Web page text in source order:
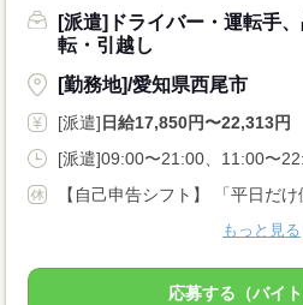
[派遣]ドライバー・運転手
転・引越し
[勤務地]/愛知県西尾市
[派遣] 日給17,850円〜22,313円
[派遣]09:00〜21:00、11:00〜
もっと見る
応募する（バイト